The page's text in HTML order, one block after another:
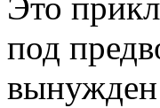
Это
под
вынужден